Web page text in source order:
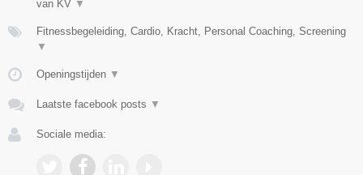
van KV ▼
Fitnessbegeleiding, Cardio, Kracht, Personal Coaching, Screening
▼
Openingstijden ▼
Laatste facebook posts ▼
Sociale media: